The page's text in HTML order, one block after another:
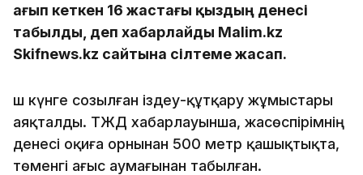
ағып кеткен 16 жастағы қыздың денесі
табылды, деп хабарлайды Malim.kz
Skifnews.kz сайтына сілтеме жасап.
Үш күнге созылған іздеу-құтқару жұмыстары
аяқталды. ТЖД хабарлауынша, жасөспірімнің
денесі оқиға орнынан 500 метр қашықтықта,
төменгі ағыс аумағынан табылған.